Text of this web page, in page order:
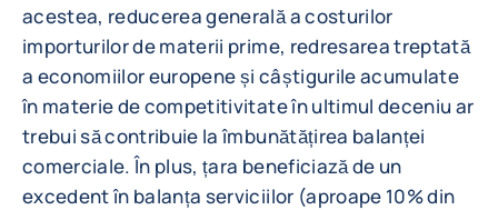
acestea, reducerea generală a costurilor
importurilor de materii prime, redresarea treptată
a economiilor europene și câștigurile acumulate
în materie de competitivitate în ultimul deceniu ar
trebui să contribuie la îmbunătățirea balanței
comerciale. În plus, țara beneficiază de un
excedent în balanța serviciilor (aproape 10% din